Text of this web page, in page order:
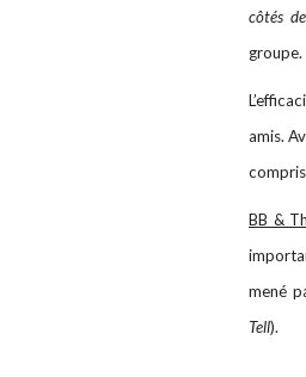
côtés
groupe.
amis.
compris
BB &
mené
Tell).